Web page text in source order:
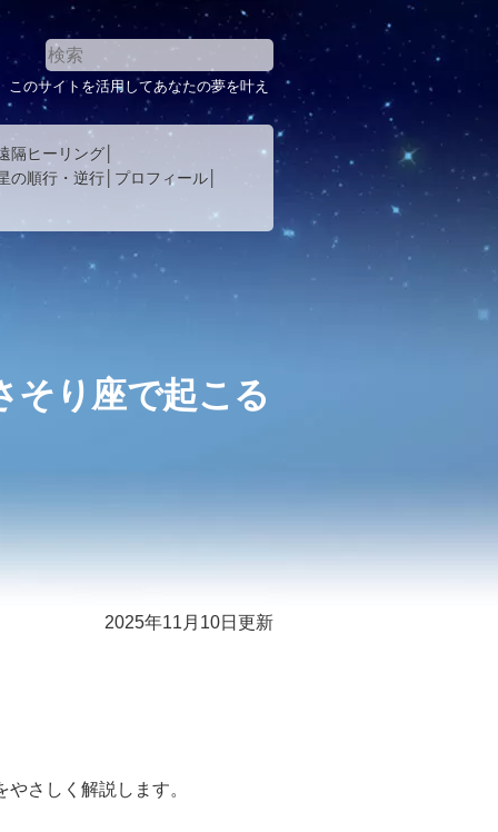
のサイトを活用してあなたの夢を叶え
隔ヒーリング
の順行・逆行
プロフィール
そり座で起こる
2025年11月10日更新
さしく解説します。